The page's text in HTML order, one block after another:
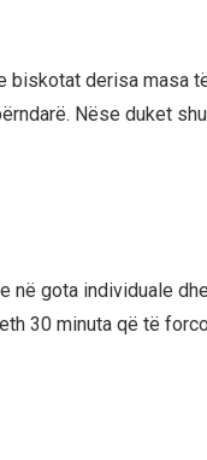
biskotat derisa masa
Nëse duket
në gota individuale
30 minuta që të